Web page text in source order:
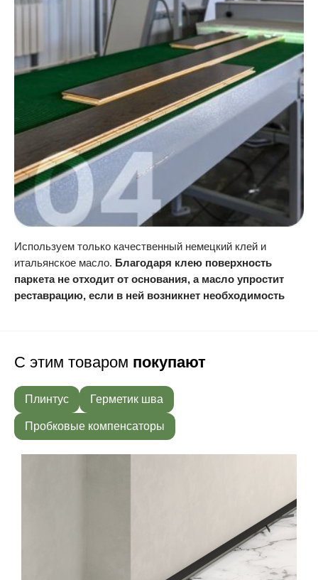
Используем только качественный немецкий клей и
итальянское масло. Благодаря клею поверхность
паркета не отходит от основания, а масло упростит
реставрацию, если в ней возникнет необходимость
С этим товаром покупают
Плинтус Герметик шва
Пробковые компенсаторы